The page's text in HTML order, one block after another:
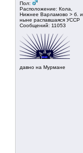
Пол:
Расположение: Кола,
Нижнее Варламово > б. и
ныне распавшаяся УССР
Сообщений: 11053
давно на Мурмане